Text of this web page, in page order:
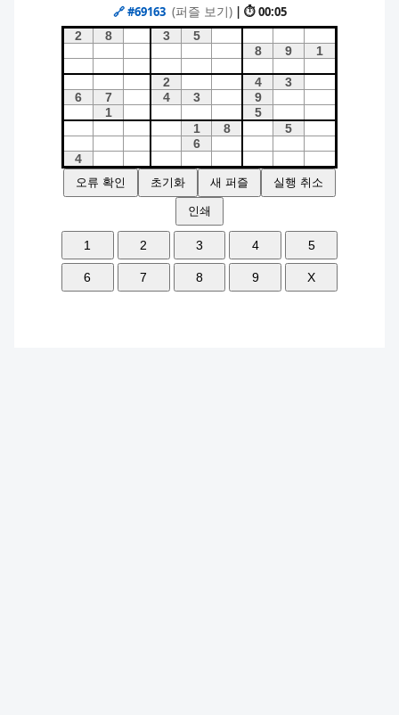
🔗#69163 (퍼즐 보기) | ⏱ 00:05
오류 확인 초기화 새 퍼즐 실행 취소
인쇄
1 2 3 4 5
6 7 8 9 X